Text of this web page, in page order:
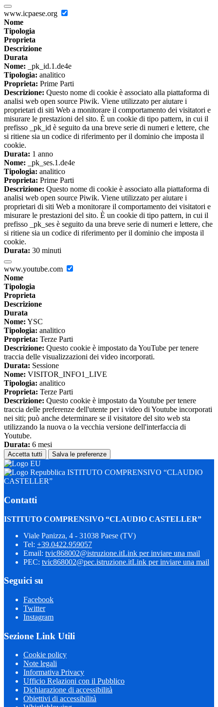
www.icpaese.org
Nome
Tipologia
Proprieta
Descrizione
Durata
Nome: _pk_id.1.de4e
Tipologia: analitico
Proprieta: Prime Parti
Descrizione: Questo nome di cookie è associato alla piattaforma di
analisi web open source Piwik. Viene utilizzato per aiutare i
proprietari di siti Web a monitorare il comportamento dei visitatori e
misurare le prestazioni del sito. È un cookie di tipo pattern, in cui il
prefisso _pk_id è seguito da una breve serie di numeri e lettere, che
si ritiene sia un codice di riferimento per il dominio che imposta il
cookie.
Durata: 1 anno
Nome: _pk_ses.1.de4e
Tipologia: analitico
Proprieta: Prime Parti
Descrizione: Questo nome di cookie è associato alla piattaforma di
analisi web open source Piwik. Viene utilizzato per aiutare i
proprietari di siti Web a monitorare il comportamento dei visitatori e
misurare le prestazioni del sito. È un cookie di tipo pattern, in cui il
prefisso _pk_ses è seguito da una breve serie di numeri e lettere, che
si ritiene sia un codice di riferimento per il dominio che imposta il
cookie.
Durata: 30 minuti
www.youtube.com
Nome
Tipologia
Proprieta
Descrizione
Durata
Nome: YSC
Tipologia: analitico
Proprieta: Terze Parti
Descrizione: Questo cookie è impostato da YouTube per tenere
traccia delle visualizzazioni dei video incorporati.
Durata: Sessione
Nome: VISITOR_INFO1_LIVE
Tipologia: analitico
Proprieta: Terze Parti
Descrizione: Questo cookie è impostato da Youtube per tenere
traccia delle preferenze dell'utente per i video di Youtube incorporati
nei siti; può anche determinare se il visitatore del sito web sta
utilizzando la nuova o la vecchia versione dell'interfaccia di
Youtube.
Durata: 6 mesi
Accetta tutti Salva le preferenze
ISTITUTO COMPRENSIVO “CLAUDIO
CASTELLER”
Contatti
ISTITUTO COMPRENSIVO “CLAUDIO CASTELLER”
Viale Panizza, 4 - 31038 Paese (TV)
Tel: +39.0422.959057
Email: tvic868002@istruzione.itLink per inviare una mail
PEC: tvic868002@pec.istruzione.itLink per inviare una mail
Seguici su
Facebook
Twitter
Instagram
Sezione Link Utili
Cookie policy
Note legali
Informativa Privacy
Ufficio Relazioni con il Pubblico
Dichiarazione di accessibilità
Obiettivi di accessibilità